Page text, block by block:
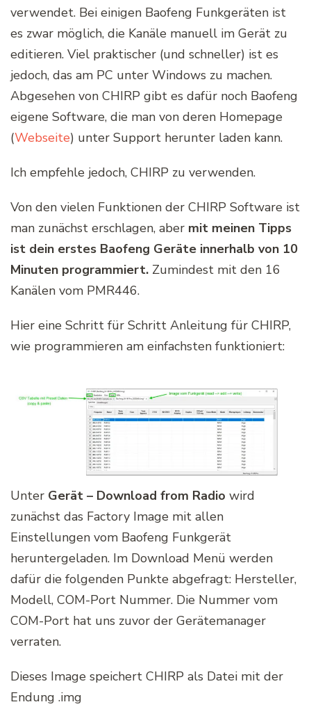
verwendet. Bei einigen Baofeng Funkgeräten ist
es zwar möglich, die Kanäle manuell im Gerät zu
editieren. Viel praktischer (und schneller) ist es
jedoch, das am PC unter Windows zu machen.
Abgesehen von CHIRP gibt es dafür noch Baofeng
eigene Software, die man von deren Homepage
(Webseite) unter Support herunter laden kann.
Ich empfehle jedoch, CHIRP zu verwenden.
Von den vielen Funktionen der CHIRP Software ist
man zunächst erschlagen, aber mit meinen Tipps
ist dein erstes Baofeng Geräte innerhalb von 10
Minuten programmiert. Zumindest mit den 16
Kanälen vom PMR446.
Hier eine Schritt für Schritt Anleitung für CHIRP,
wie programmieren am einfachsten funktioniert:
Unter Gerät – Download from Radio wird
zunächst das Factory Image mit allen
Einstellungen vom Baofeng Funkgerät
heruntergeladen. Im Download Menü werden
dafür die folgenden Punkte abgefragt: Hersteller,
Modell, COM-Port Nummer. Die Nummer vom
COM-Port hat uns zuvor der Gerätemanager
verraten.
Dieses Image speichert CHIRP als Datei mit der
Endung .img